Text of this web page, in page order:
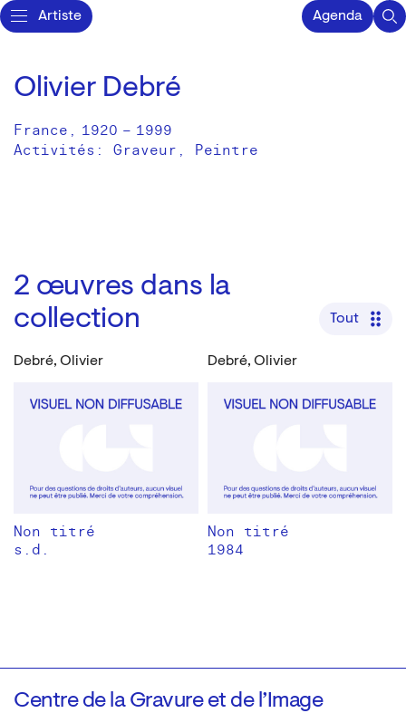
Artiste Agenda
Olivier Debré
France , 1920 – 1999
Activités: Graveur Peintre
2 œuvres dans la
collection
Tout
Debré, Olivier
Non titré
s.d.
Debré, Olivier
Non titré
1984
Centre de la Gravure et de l’Image